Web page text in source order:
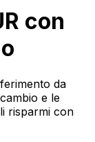
con
da
e le
risparmi con